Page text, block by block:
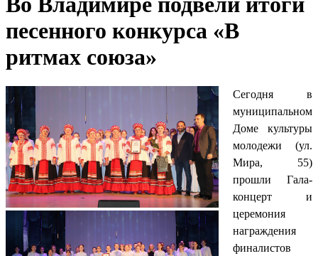
песенного конкурса «В
ритмах союза»
Сегодня в
муниципальном
Доме культуры
молодежи (ул.
Мира, 55)
прошли Гала-
концерт и
церемония
награждения
финалистов